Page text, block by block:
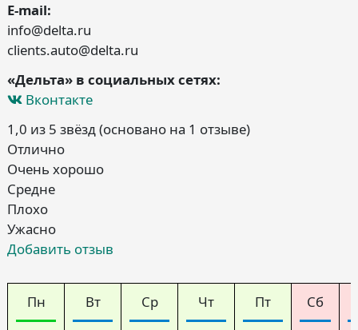
E-mail:
info@delta.ru
clients.auto@delta.ru
«Дельта» в социальных сетях:
Вконтакте
1,0 из 5 звёзд (основано на 1 отзыве)
Отлично
Очень хорошо
Средне
Плохо
Ужасно
Добавить отзыв
Пн Вт Ср Чт Пт Сб